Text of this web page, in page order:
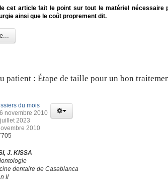
cet article fait le point sur tout le matériel nécessaire
ainsi que le coût proprement dit.
patient : Étape de taille pour un bon
du mois
novembre 2010
2023
2010
J. KISSA
dentaire de Casablanca
II